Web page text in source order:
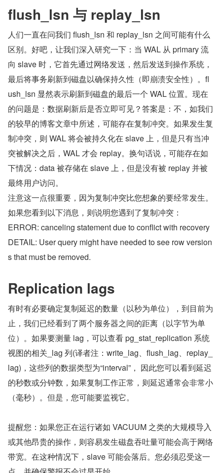
flush_lsn 与 replay_lsn
人们一直在问我们 flush_lsn 和 replay_lsn 之间可能有什么
区别。好吧，让我们深入研究一下：当 WAL 从 primary 流
向 slave 时，它首先通过网络发送，然后发送到操作系统，
最后将事务刷新到磁盘以确保持久性（即崩溃安全性）。fl
ush_lsn 显然表示刷新到磁盘的最后一个 WAL 位置。现在
的问题是：数据刷新后是否立即可见？答案是：不，如我们
的较早的博客文章中所述，可能存在复制冲突。如果发生复
制冲突，则 WAL 将会被持久化在 slave 上，但是只有当冲
突被解决之后，WAL 才会 replay。换句话说，可能存在如
下情况：data 被存储在 slave 上，但是没有被 replay 并被
最终用户访问。
注意这一点很重要，因为复制冲突比您想象的要经常发生。
如果您看到以下消息，则说明您遇到了复制冲突：
ERROR: canceling statement due to conflict with recovery
DETAIL: User query might have needed to see row version
s that must be removed.
Replication lags
有时有必要确定复制延迟的数量（以秒为单位），到目前为
止，我们已经看到了两个服务器之间的距离（以字节为单
位）。如果要测量 lag，可以查看 pg_stat_replication 系统
视图的相关_lag 列(译者注：write_lag、flush_lag、replay_
lag)，这些列的数据类型为“interval”， 因此您可以看到延迟
的秒数或分钟数，如果复制工作正常，则延迟通常会非常小
（毫秒）。但是，您可能要监视它。
提醒您：如果您正在运行诸如 VACUUM 之类的大规模导入
或其他昂贵的操作，则容易发生磁盘吞吐量可能会高于网络
带宽。在这种情况下，slave 可能会落后。您必须忍受这一